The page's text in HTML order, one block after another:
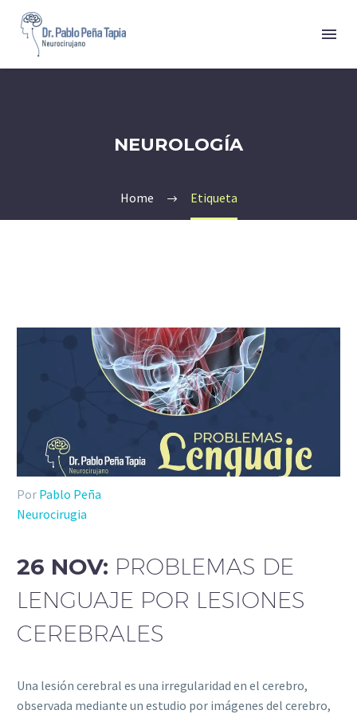
NEUROLOGÍA
Home Etiqueta
Por Pablo Peña
Neurocirugia
26 NOV: PROBLEMAS DE
LENGUAJE POR LESIONES
CEREBRALES
Una lesión cerebral es una irregularidad en el cerebro,
observada mediante un estudio por imágenes del cerebro,